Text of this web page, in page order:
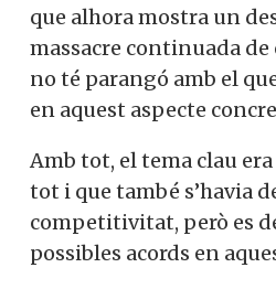
que alhora mostra un
massacre continuada de
no té parangó amb el
en aquest aspecte
Amb tot, el tema clau
tot i que també s’havia
competitivitat, però es
possibles acords en